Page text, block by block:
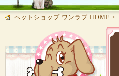
ペットショップ ワンラブ HOME >